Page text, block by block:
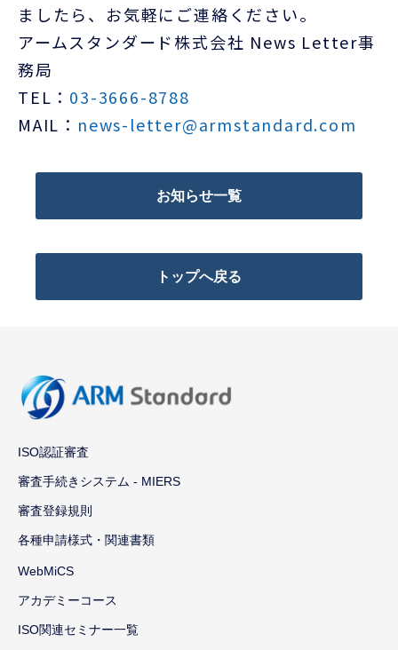
ましたら、お気軽にご連絡ください。
アームスタンダード株式会社 News Letter事
務局
TEL： 03-3666-8788
MAIL： news-letter@armstandard.com
お知らせ一覧
トップへ戻る
ISO認証審査
審査手続きシステム - MIERS
審査登録規則
各種申請様式・関連書類
WebMiCS
アカデミーコース
ISO関連セミナー一覧